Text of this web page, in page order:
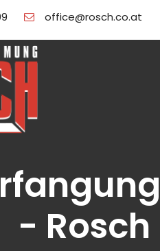
office@rosch.co.at
-